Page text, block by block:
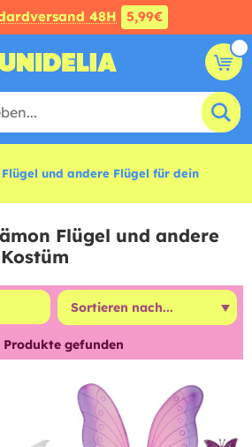
48H 5,99€
und andere Flügel für dein
Flügel und andere
Produkte gefunden